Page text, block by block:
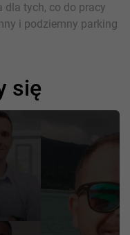
dla tych, co do pracy
i podziemny parking
się